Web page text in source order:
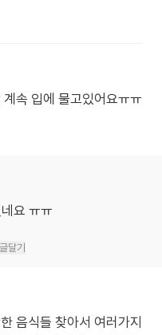
속 입에 물고있어요ㅠㅠ
요 ㅠㅠ
달기
음식들 찾아서 여러가지